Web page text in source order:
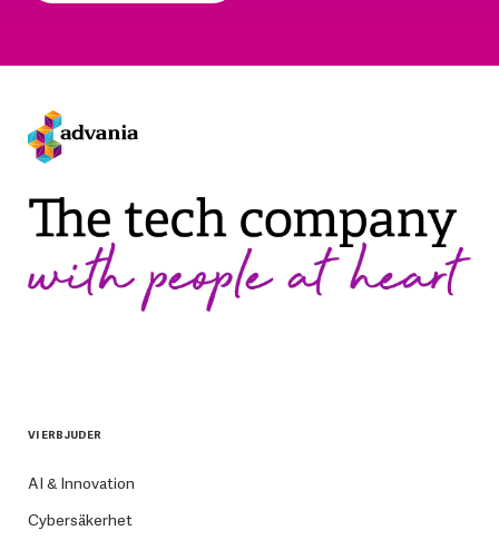
VI ERBJUDER
AI & Innovation
Cybersäkerhet